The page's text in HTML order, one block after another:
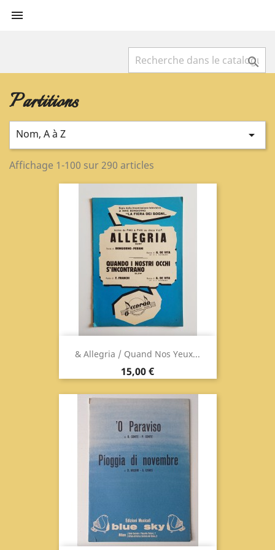


Partitions
Nom, A à Z 
Affichage 1-100 sur 290 articles
& Allegria / Quand Nos Yeux...
Prix
15,00 €